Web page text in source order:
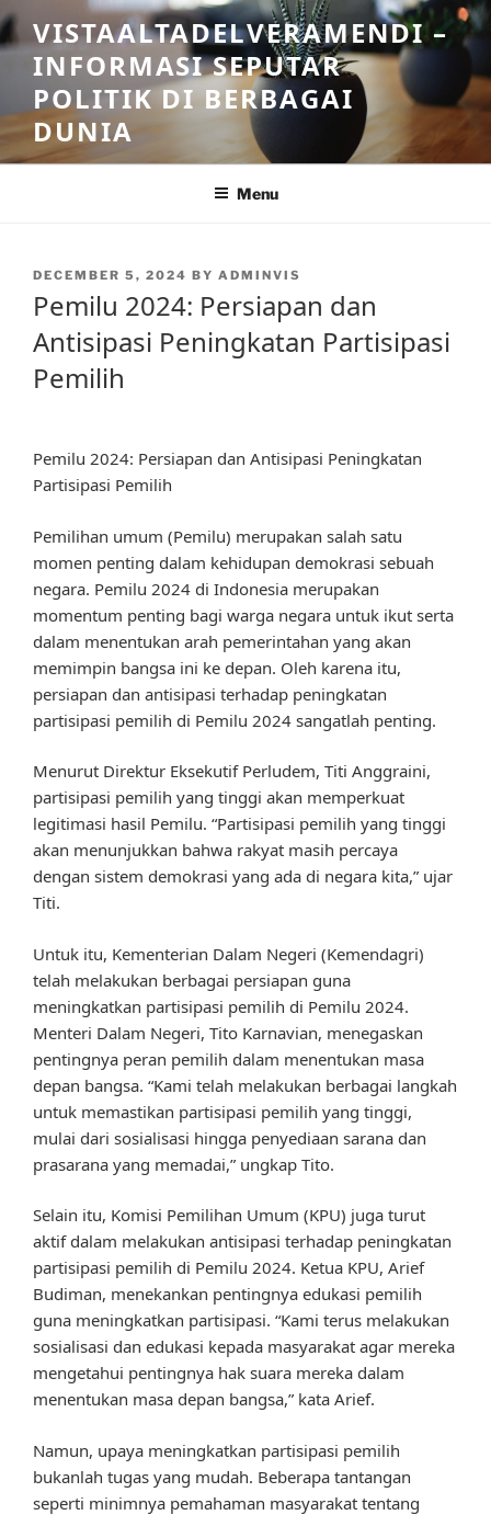
Skip
to
content
VISTAALTADELVERAMENDI –
INFORMASI SEPUTAR
POLITIK DI BERBAGAI
DUNIA
Menu
POSTED
DECEMBER 5, 2024 BY ADMINVIS
Pemilu 2024: Persiapan dan
Antisipasi Peningkatan Partisipasi
Pemilih
Pemilu 2024: Persiapan dan Antisipasi Peningkatan
Partisipasi Pemilih
Pemilihan umum (Pemilu) merupakan salah satu
momen penting dalam kehidupan demokrasi sebuah
negara. Pemilu 2024 di Indonesia merupakan
momentum penting bagi warga negara untuk ikut serta
dalam menentukan arah pemerintahan yang akan
memimpin bangsa ini ke depan. Oleh karena itu,
persiapan dan antisipasi terhadap peningkatan
partisipasi pemilih di Pemilu 2024 sangatlah penting.
Menurut Direktur Eksekutif Perludem, Titi Anggraini,
partisipasi pemilih yang tinggi akan memperkuat
legitimasi hasil Pemilu. “Partisipasi pemilih yang tinggi
akan menunjukkan bahwa rakyat masih percaya
dengan sistem demokrasi yang ada di negara kita,” ujar
Titi.
Untuk itu, Kementerian Dalam Negeri (Kemendagri)
telah melakukan berbagai persiapan guna
meningkatkan partisipasi pemilih di Pemilu 2024.
Menteri Dalam Negeri, Tito Karnavian, menegaskan
pentingnya peran pemilih dalam menentukan masa
depan bangsa. “Kami telah melakukan berbagai langkah
untuk memastikan partisipasi pemilih yang tinggi,
mulai dari sosialisasi hingga penyediaan sarana dan
prasarana yang memadai,” ungkap Tito.
Selain itu, Komisi Pemilihan Umum (KPU) juga turut
aktif dalam melakukan antisipasi terhadap peningkatan
partisipasi pemilih di Pemilu 2024. Ketua KPU, Arief
Budiman, menekankan pentingnya edukasi pemilih
guna meningkatkan partisipasi. “Kami terus melakukan
sosialisasi dan edukasi kepada masyarakat agar mereka
mengetahui pentingnya hak suara mereka dalam
menentukan masa depan bangsa,” kata Arief.
Namun, upaya meningkatkan partisipasi pemilih
bukanlah tugas yang mudah. Beberapa tantangan
seperti minimnya pemahaman masyarakat tentang